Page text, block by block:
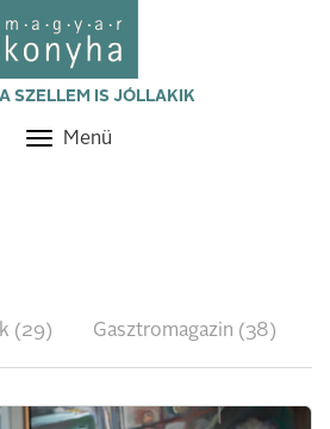
SZELLEM IS JÓLLAKIK
Toggle
Menü
(29) Gasztromagazin (38)